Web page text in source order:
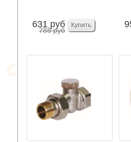
631 руб
788 руб